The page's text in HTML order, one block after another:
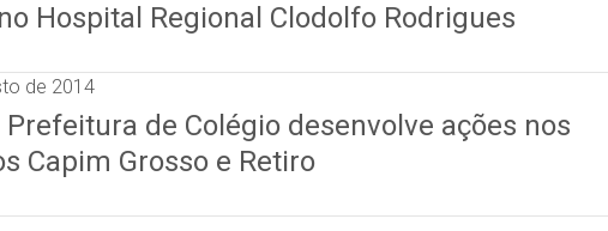
Hospital Regional Clodolfo Rodrigues
de 2014
Prefeitura de Colégio desenvolve ações nos
Capim Grosso e Retiro